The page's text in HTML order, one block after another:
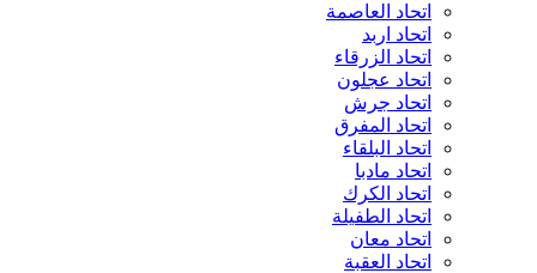
اتحاد العاصمة
اتحاد اربد
اتحاد الزرقاء
اتحاد عجلون
اتحاد جرش
اتحاد المفرق
اتحاد البلقاء
اتحاد مادبا
اتحاد الكرك
اتحاد الطفيلة
اتحاد معان
اتحاد العقبة